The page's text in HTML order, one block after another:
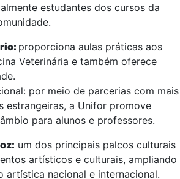
estudantes dos cursos da
proporciona aulas práticas aos
Veterinária e também oferece
por meio de parcerias com mais
estrangeiras, a Unifor promove
para alunos e professores.
um dos principais palcos culturais
artísticos e culturais, ampliando
artística nacional e internacional.